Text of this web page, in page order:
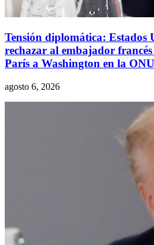
Tensión diplomática: Estados
rechazar al embajador
París a Washington en la ONU
agosto 6, 2026